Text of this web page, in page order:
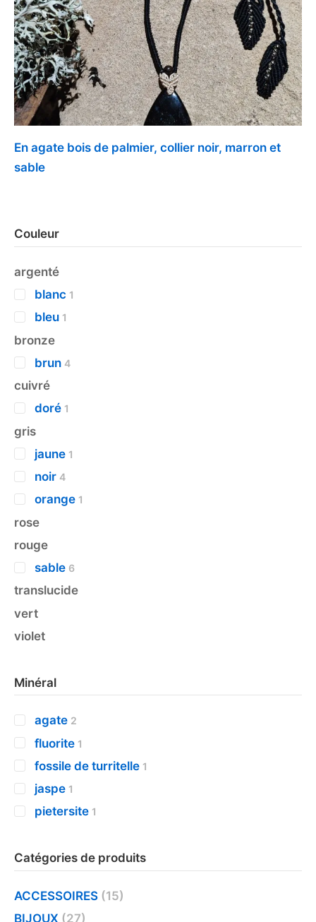
En agate bois de palmier, collier noir, marron et
sable
Couleur
argenté
blanc 1
bleu 1
bronze
brun 4
cuivré
doré 1
gris
jaune 1
noir 4
orange 1
rose
rouge
sable 6
translucide
vert
violet
Minéral
agate 2
fluorite 1
fossile de turritelle 1
jaspe 1
pietersite 1
Catégories de produits
ACCESSOIRES (15)
BIJOUX (27)